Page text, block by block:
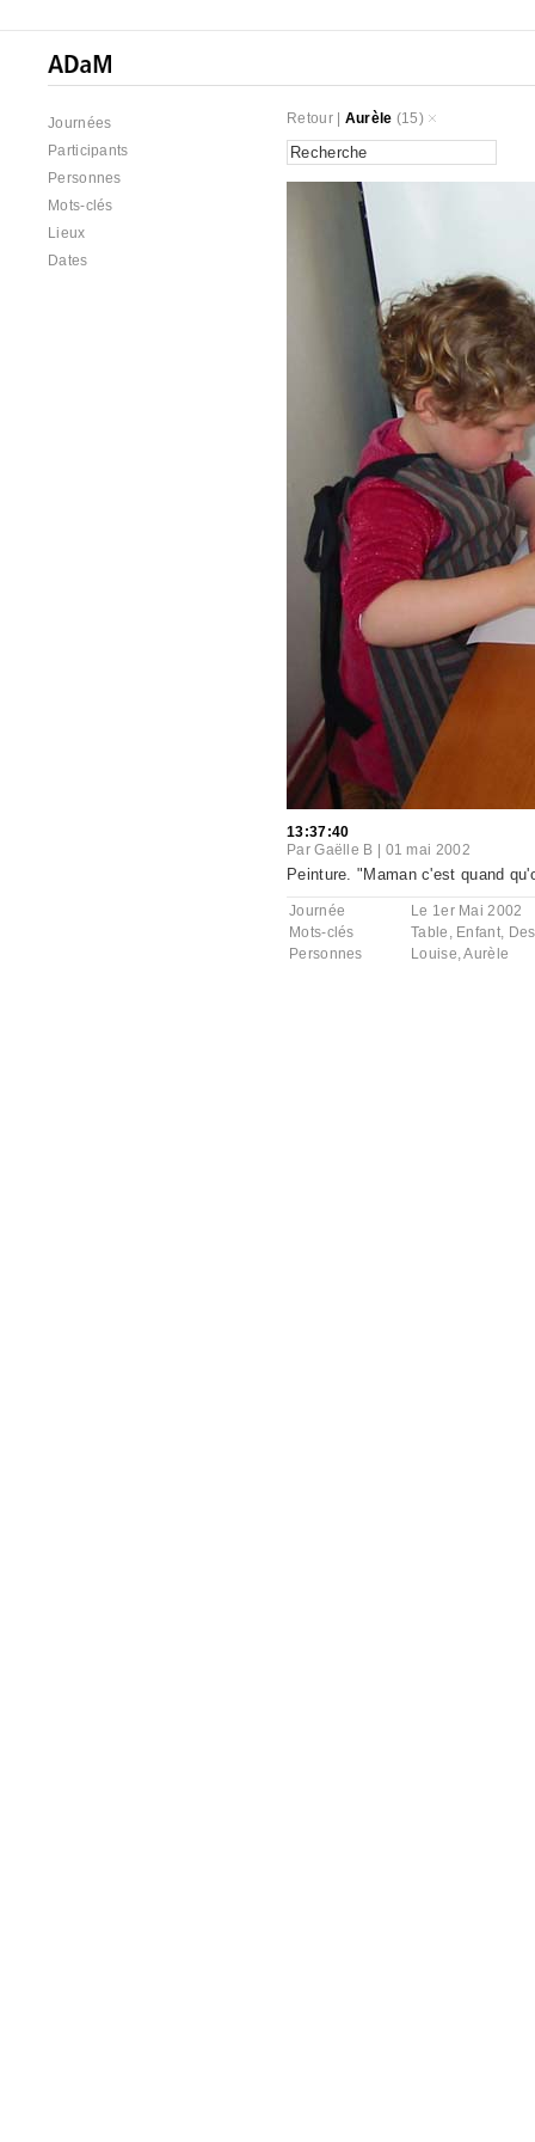
Journées
Participants
Personnes
Mots-clés
Lieux
Dates
Retour| Aurèle (15)
13:37:40
ParGaëlle B 01 mai 2002
Peinture. "Maman c'est quand
Journée
Le 1er Mai 2002
Mots-clés
Table , Enfant,
Personnes
Louise,Aurèle